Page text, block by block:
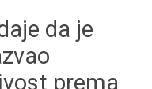
da je
prema